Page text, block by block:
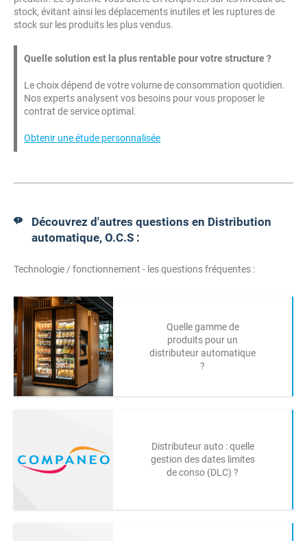
stock, évitant ainsi les déplacements inutiles et les ruptures de
stock sur les produits les plus vendus.
Quelle solution est la plus rentable pour votre structure ?
Le choix dépend de votre volume de consommation quotidien.
Nos experts analysent vos besoins pour vous proposer le
contrat de service optimal.
Obtenir une étude personnalisée
Découvrez d'autres questions en Distribution
automatique, O.C.S :
Technologie / fonctionnement - les questions fréquentes :
Quelle gamme de
produits pour un
distributeur automatique
?
Distributeur auto : quelle
gestion des dates limites
de conso (DLC) ?